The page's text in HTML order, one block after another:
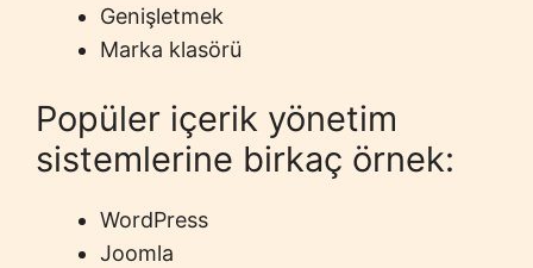
Genişletmek
Marka klasörü
Popüler içerik yönetim
sistemlerine birkaç örnek:
WordPress
Joomla